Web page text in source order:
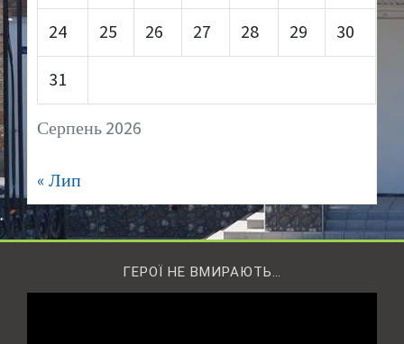
Серпень 2026
24 25 26 27 28 29 30
31
« Лип
ГЕРОЇ НЕ ВМИРАЮТЬ…